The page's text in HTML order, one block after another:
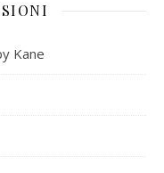
Kane